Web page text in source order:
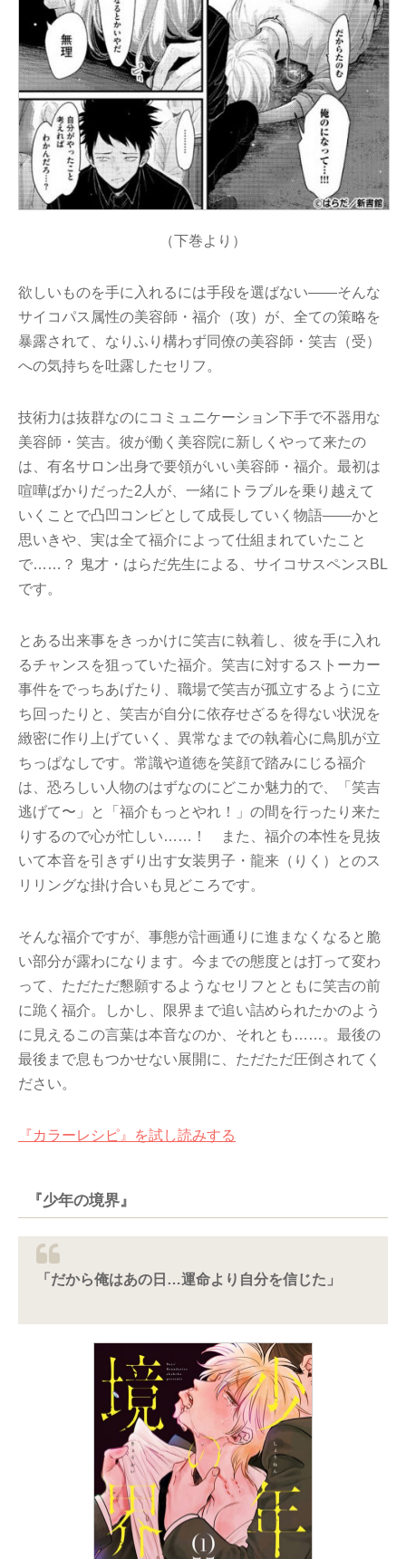
（下巻より）
欲しいものを手に入れるには手段を選ばない――そんな
サイコパス属性の美容師・福介（攻）が、全ての策略を
暴露されて、なりふり構わず同僚の美容師・笑吉（受）
への気持ちを吐露したセリフ。
技術力は抜群なのにコミュニケーション下手で不器用な
美容師・笑吉。彼が働く美容院に新しくやって来たの
は、有名サロン出身で要領がいい美容師・福介。最初は
喧嘩ばかりだった2人が、一緒にトラブルを乗り越えて
いくことで凸凹コンビとして成長していく物語――かと
思いきや、実は全て福介によって仕組まれていたこと
で……？ 鬼才・はらだ先生による、サイコサスペンスBL
です。
とある出来事をきっかけに笑吉に執着し、彼を手に入れ
るチャンスを狙っていた福介。笑吉に対するストーカー
事件をでっちあげたり、職場で笑吉が孤立するように立
ち回ったりと、笑吉が自分に依存せざるを得ない状況を
緻密に作り上げていく、異常なまでの執着心に鳥肌が立
ちっぱなしです。常識や道徳を笑顔で踏みにじる福介
は、恐ろしい人物のはずなのにどこか魅力的で、「笑吉
逃げて〜」と「福介もっとやれ！」の間を行ったり来た
りするので心が忙しい……！ また、福介の本性を見抜
いて本音を引きずり出す女装男子・龍来（りく）とのス
リリングな掛け合いも見どころです。
そんな福介ですが、事態が計画通りに進まなくなると脆
い部分が露わになります。今までの態度とは打って変わ
って、ただただ懇願するようなセリフとともに笑吉の前
に跪く福介。しかし、限界まで追い詰められたかのよう
に見えるこの言葉は本音なのか、それとも……。最後の
最後まで息もつかせない展開に、ただただ圧倒されてく
ださい。
『カラーレシピ』を試し読みする
『少年の境界』
「だから俺はあの日…運命より自分を信じた」